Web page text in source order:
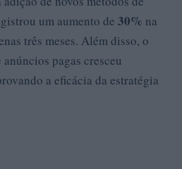
um aumento de 30% na
três meses. Além disso, o
anúncios pagas cresceu
a eficácia da estratégia